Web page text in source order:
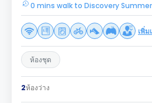
0 mins walk to Discovery Summer
เพิ่ม
ห้องชุด
2ห้องว่าง